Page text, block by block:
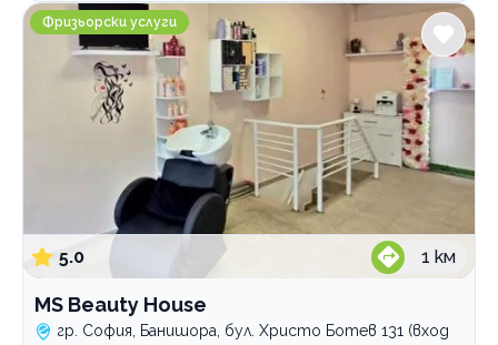
MS Beauty House
Фризьорски услуги
5.0 1 км
MS Beauty House
гр. София, Банишора, бул. Христо Ботев 131 (вход